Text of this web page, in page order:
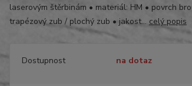
laserovým štěrbinám • materiál: HM • povrch
trapézový zub / plochý zub • jakost... celý popis
Dostupnost na dotaz